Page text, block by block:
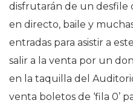
disfrutarán de un desfile
en directo, baile y
entradas para asistir a
salir a la venta por un
en la taquilla del
venta boletos de ‘fila 0’